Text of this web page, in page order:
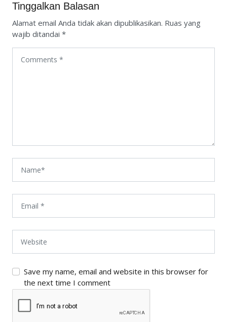
Tinggalkan Balasan
Alamat email Anda tidak akan dipublikasikan. Ruas yang
wajib ditandai *
Save my name, email and website in this browser for
the next time I comment